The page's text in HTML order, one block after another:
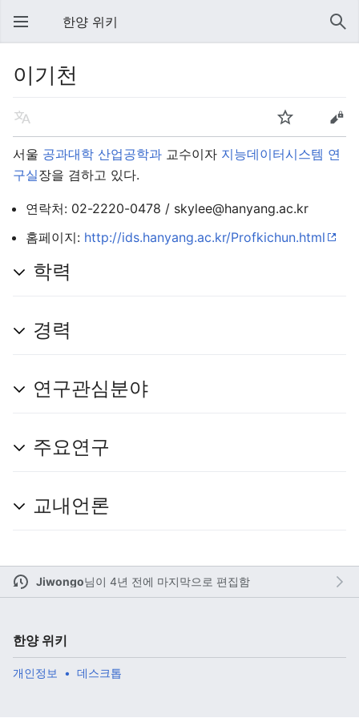
한양 위키
이기천
서울 공과대학 산업공학과 교수이자 지능데이터시스템 연
구실장을 겸하고 있다.
연락처: 02-2220-0478 / skylee@hanyang.ac.kr
홈페이지: http://ids.hanyang.ac.kr/Profkichun.html
학력
경력
연구관심분야
주요연구
교내언론
Jiwongo님이 4년 전에 마지막으로 편집함
한양 위키
개인정보 데스크톱